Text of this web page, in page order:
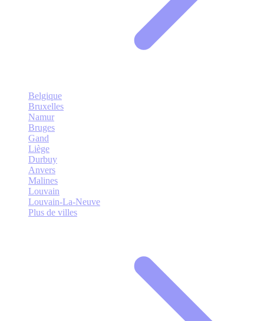
Belgique
Bruxelles
Namur
Bruges
Gand
Liège
Durbuy
Anvers
Malines
Louvain
Louvain-La-Neuve
Plus de villes